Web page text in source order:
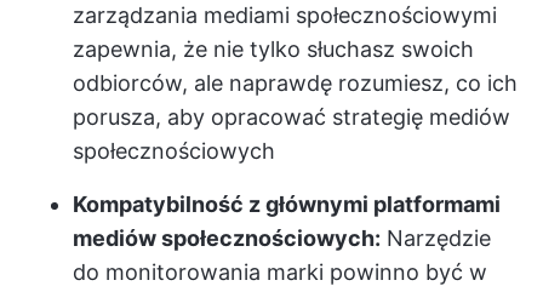
zarządzania mediami społecznościowymi
zapewnia, że nie tylko słuchasz swoich
odbiorców, ale naprawdę rozumiesz, co ich
porusza, aby opracować strategię mediów
społecznościowych
Kompatybilność z głównymi platformami
mediów społecznościowych: Narzędzie
do monitorowania marki powinno być w